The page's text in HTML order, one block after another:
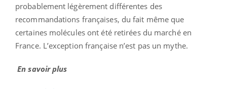
probablement légèrement différentes des
recommandations françaises, du fait même que
certaines molécules ont été retirées du marché en
France. L’exception française n’est pas un mythe.
En savoir plus